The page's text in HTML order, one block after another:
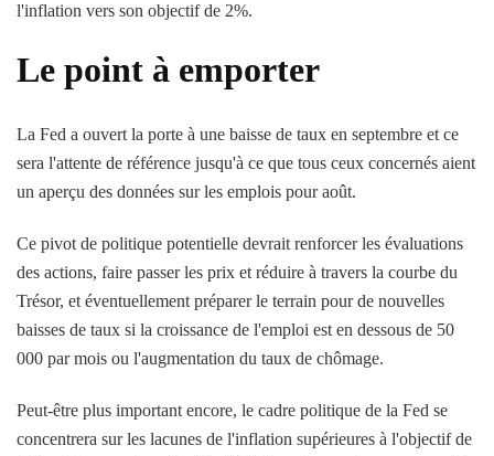
l'inflation vers son objectif de 2%.
Le point à emporter
La Fed a ouvert la porte à une baisse de taux en septembre et ce
sera l'attente de référence jusqu'à ce que tous ceux concernés aient
un aperçu des données sur les emplois pour août.
Ce pivot de politique potentielle devrait renforcer les évaluations
des actions, faire passer les prix et réduire à travers la courbe du
Trésor, et éventuellement préparer le terrain pour de nouvelles
baisses de taux si la croissance de l'emploi est en dessous de 50
000 par mois ou l'augmentation du taux de chômage.
Peut-être plus important encore, le cadre politique de la Fed se
concentrera sur les lacunes de l'inflation supérieures à l'objectif de